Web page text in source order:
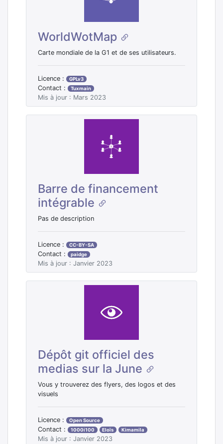
WorldWotMap
Carte mondiale de la G1 et de ses utilisateurs.
Licence : GPLv3
Contact : Tuxmain
Mis à jour : Mars 2023
Barre de financement
intégrable
Pas de description
Licence : CC-BY-SA
Contact : paidge
Mis à jour : Janvier 2023
Dépôt git officiel des
medias sur la June
Vous y trouverez des flyers, des logos et des
visuels
Licence : Open Source
Contact : 1000i100 Eloïs Kimamila
Mis à jour : Janvier 2023